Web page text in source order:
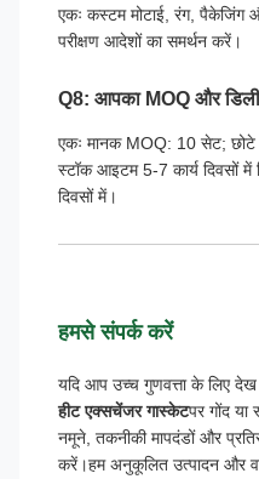
एकः कस्टम मोटाई, रंग, पैकेजिंग
परीक्षण आदेशों का समर्थन करें।
Q8: आपका MOQ और
एकः मानक MOQ: 10 सेट; छोटे
स्टॉक आइटम 5-7 कार्य दिवसों
दिवसों में।
हमसे संपर्क करें
यदि आप उच्च गुणवत्ता के लिए
हीट एक्सचेंजर गास्केटपर गोंद या
नमूने, तकनीकी मापदंडों और
करें।हम अनुकूलित उत्पादन और